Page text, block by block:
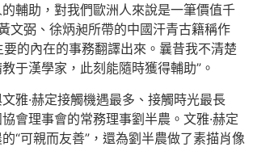
輔助，對我們歐洲人來說是一筆價值千
文弼、徐炳昶所帶的中國汗青古籍稱作
要的內在的事務翻譯出來。曩昔我不清楚
于漢學家，此刻能隨時獲得輔助”。
雅·赫定接觸機遇最多、接觸時光最長
會理事會的常務理事劉半農。文雅·赫定
“可親而友善”，還為劉半農做了素描肖像